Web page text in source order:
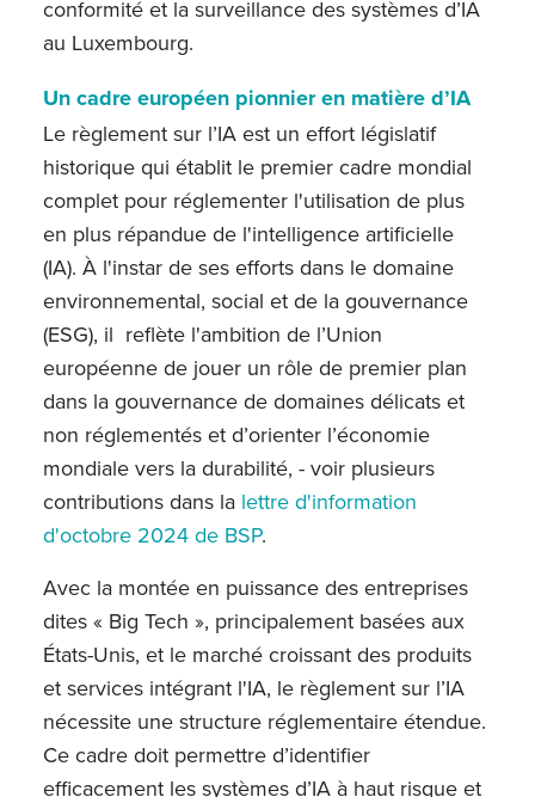
conformité et la surveillance des systèmes d’IA
au Luxembourg.
Un cadre européen pionnier en matière d’IA
Le règlement sur l’IA est un effort législatif
historique qui établit le premier cadre mondial
complet pour réglementer l'utilisation de plus
en plus répandue de l'intelligence artificielle
(IA). À l'instar de ses efforts dans le domaine
environnemental, social et de la gouvernance
(ESG), il reflète l'ambition de l’Union
européenne de jouer un rôle de premier plan
dans la gouvernance de domaines délicats et
non réglementés et d’orienter l’économie
mondiale vers la durabilité, - voir plusieurs
contributions dans la lettre d'information
d'octobre 2024 de BSP.
Avec la montée en puissance des entreprises
dites « Big Tech », principalement basées aux
États-Unis, et le marché croissant des produits
et services intégrant l'IA, le règlement sur l’IA
nécessite une structure réglementaire étendue.
Ce cadre doit permettre d’identifier
efficacement les systèmes d’IA à haut risque et